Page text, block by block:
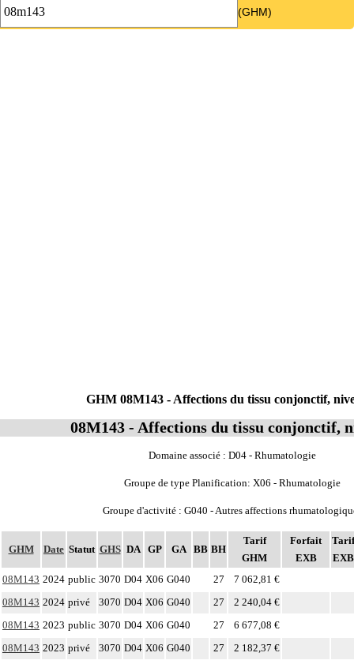
(GHM)
GHM Date Statut GHS DA GP GA BB BH
Tarif
GHM
Forfait
EXB
Tarif
EXB
08M143 2024 public 3070 D04 X06 G040 27
7 062,81 €
08M143 2024 privé 3070 D04 X06 G040 27
2 240,04 €
08M143 2023 public 3070 D04 X06 G040 27
6 677,08 €
08M143 2023 privé 3070 D04 X06 G040 27
2 182,37 €
GHM 08M143 - Affections du tissu conjonctif,
08M143 - Affections du tissu conjonctif,
Domaine associé : D04 - Rhumatologie
Groupe de type Planification: X06 - Rhumatologie
Groupe d'activité : G040 - Autres affections